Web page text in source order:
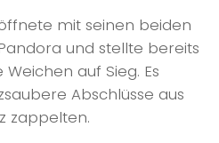
mit seinen beiden
und stellte bereits
auf Sieg. Es
Abschlüsse aus
zappelten.